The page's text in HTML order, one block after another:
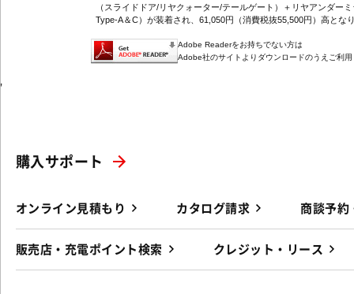
（スライドドア/リヤクォーター/テールゲート）＋リヤアンダー
Type-A＆C）が装着され、61,050円（消費税抜55,500円）高とな
Adobe Readerをお持ちでない方は
Adobe社のサイトよりダウンロードのうえご利
'
購入サポート
オンライン見積もり カタログ請求 商談予約
販売店・充電ポイント検索 クレジット・リース